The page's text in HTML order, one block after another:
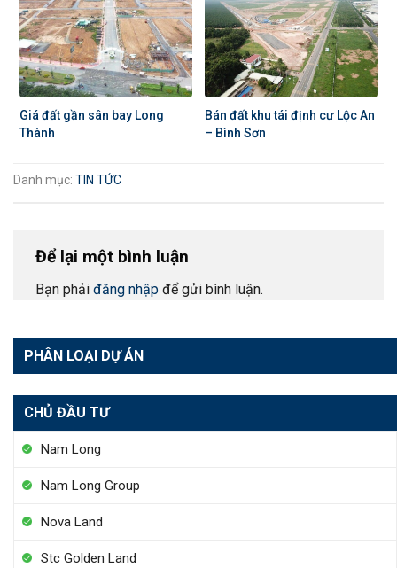
PHÂN LOẠI DỰ ÁN
CHỦ ĐẦU TƯ
Nam Long
Nam Long Group
Nova Land
Stc Golden Land
Giá đất gần sân bay Long
Thành
Bán đất khu tái định cư Lộc An
– Bình Sơn
Danh mục: TIN TỨC
Để lại một bình luận
Bạn phải đăng nhập để gửi bình luận.